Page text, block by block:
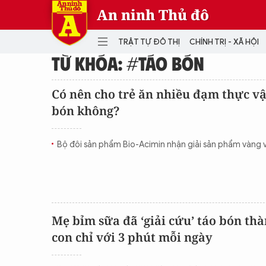
An ninh Thủ đô
TRẬT TỰ ĐÔ THỊ CHÍNH TRỊ - XÃ HỘI
TRẬT TỰ ĐÔ THỊ
THẾ GIỚI
TỪ KHÓA: #TÁO BÓN
Có nên cho trẻ ăn nhiều đạm thực
bón không?
Bộ đôi sản phẩm Bio-Acimin nhận giải sản phẩm vàng
Mẹ bỉm sữa đã ‘giải cứu’ táo bón
con chỉ với 3 phút mỗi ngày